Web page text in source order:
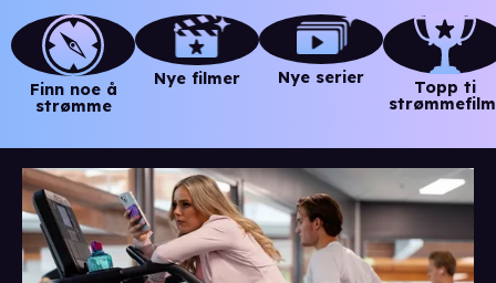
Finn noe å
strømme
Nye filmer Nye serier
Topp ti